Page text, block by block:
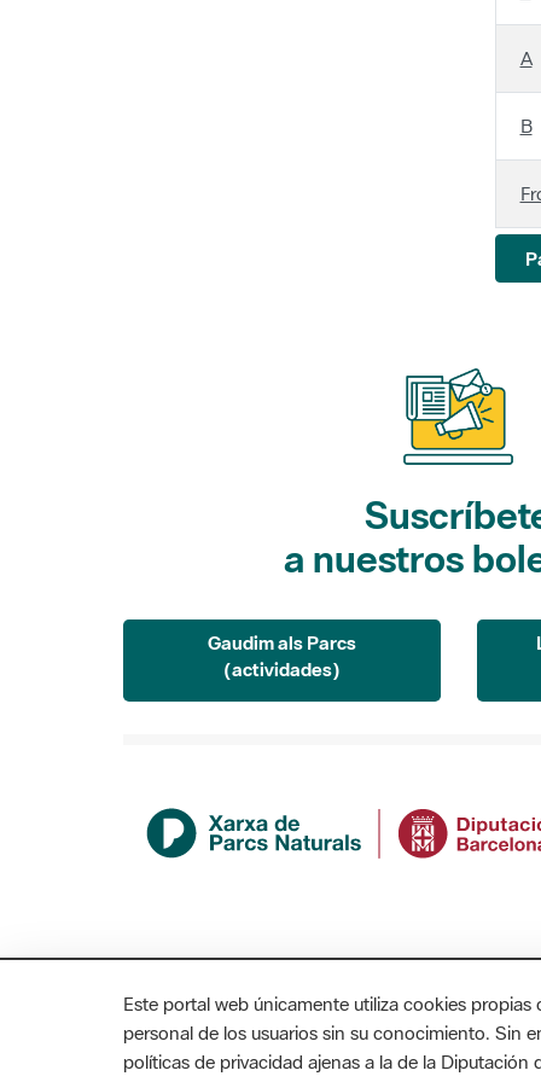
A
B
a nuestros
(actividades)
AVISO LEGAL ACCESIBILIDAD
Este portal web únicamente utiliza cookies
personal de los usuarios sin su conocimiento. Sin
políticas de privacidad ajenas a la de la